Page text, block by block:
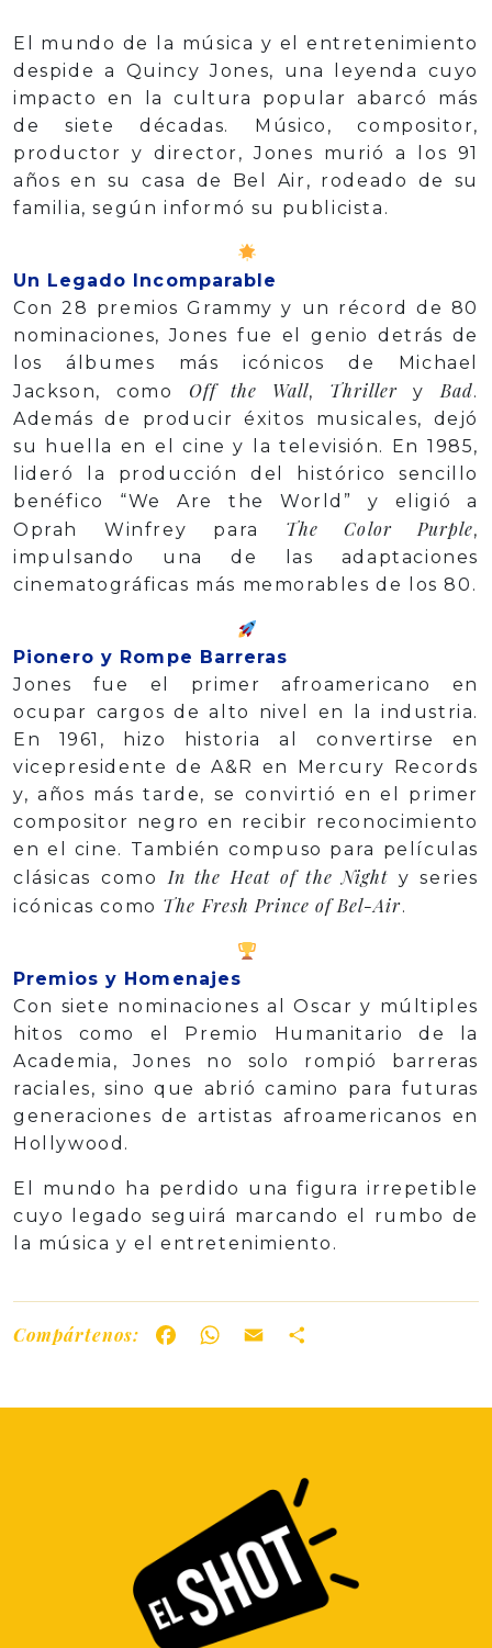
El mundo de la música y el entretenimiento
despide a Quincy Jones, una leyenda cuyo
impacto en la cultura popular abarcó más
de siete décadas. Músico, compositor,
productor y director, Jones murió a los 91
años en su casa de Bel Air, rodeado de su
familia, según informó su publicista.
Un Legado Incomparable
Con 28 premios Grammy y un récord de 80
nominaciones, Jones fue el genio detrás de
los álbumes más icónicos de Michael
Jackson, como Off the Wall, Thriller yBad.
Además de producir éxitos musicales, dejó
su huella en el cine y la televisión. En 1985,
lideró la producción del histórico sencillo
benéfico “We Are the World” y eligió a
Oprah Winfrey para The Color Purple,
impulsando una de las adaptaciones
cinematográficas más memorables de los 80.
Pionero y Rompe Barreras
Jones fue el primer afroamericano en
ocupar cargos de alto nivel en la industria.
En 1961, hizo historia al convertirse en
vicepresidente de A&R en Mercury Records
y, años más tarde, se convirtió en el primer
compositor negro en recibir reconocimiento
en el cine. También compuso para películas
clásicas comoIn the Heat of the Night y series
icónicas como The Fresh Prince of Bel-Air.
Premios y Homenajes
Con siete nominaciones al Oscar y múltiples
hitos como el Premio Humanitario de la
Academia, Jones no solo rompió barreras
raciales, sino que abrió camino para futuras
generaciones de artistas afroamericanos en
Hollywood.
El mundo ha perdido una figura irrepetible
cuyo legado seguirá marcando el rumbo de
la música y el entretenimiento.
Compártenos: FacebookWhatsApp
Email